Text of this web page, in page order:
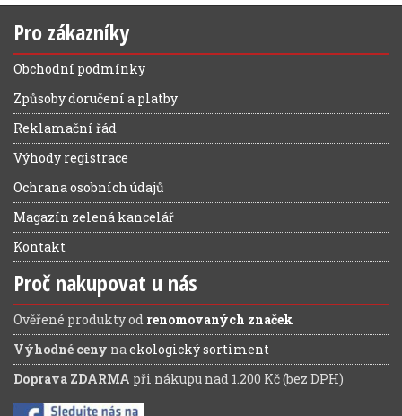
Pro zákazníky
Obchodní podmínky
Způsoby doručení a platby
Reklamační řád
Výhody registrace
Ochrana osobních údajů
Magazín zelená kancelář
Kontakt
Proč nakupovat u nás
Ověřené produkty od renomovaných značek
Výhodné ceny naekologický sortiment
Doprava ZDARMA při nákupu nad 1.200 Kč (bez DPH)